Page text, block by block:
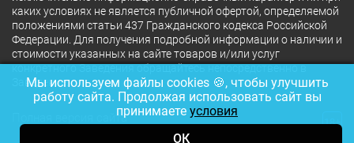
каких условиях не является публичной офертой, определяемой
положениями статьи 437 Гражданского кодекса Российской
Федерации. Для получения подробной информации о наличии и
стоимости указанных на сайте товаров и/или услуг
конкретного Заведения обращайтесь непосредственно в
Заведение.
Полная версия сайта 18+
Мы используем файлы cookies 🍪, чтобы улучшить
работу сайта. Продолжая использовать сайт вы
принимаете условия
ОК